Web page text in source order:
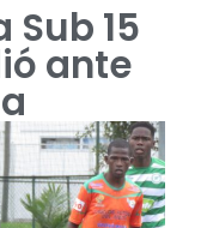
15
ante